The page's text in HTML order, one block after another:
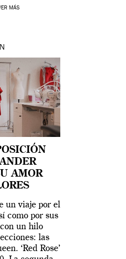
MÁS
AMOR
un viaje por el
como por sus
un hilo
las
‘Red Rose’